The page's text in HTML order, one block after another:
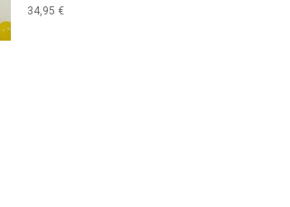
34,95 €